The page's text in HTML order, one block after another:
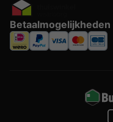
Betaalmogelijkheden